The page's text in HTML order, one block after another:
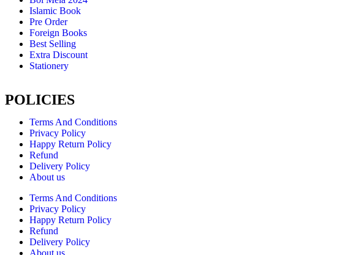
Islamic Book
Pre Order
Foreign Books
Best Selling
Extra Discount
Stationery
POLICIES
Terms And Conditions
Privacy Policy
Happy Return Policy
Refund
Delivery Policy
About us
Terms And Conditions
Privacy Policy
Happy Return Policy
Refund
Delivery Policy